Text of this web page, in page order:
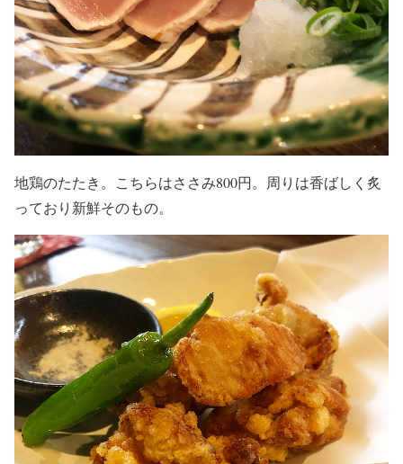
地鶏のたたき。こちらはささみ800円。周りは香ばしく炙
っており新鮮そのもの。